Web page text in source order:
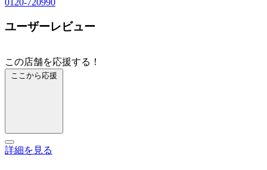
ユーザーレビュー
この店舗を応援する！
ここから応援
詳細を見る